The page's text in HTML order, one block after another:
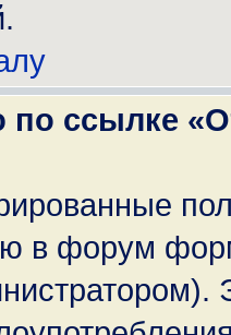
по ссылке
в форум